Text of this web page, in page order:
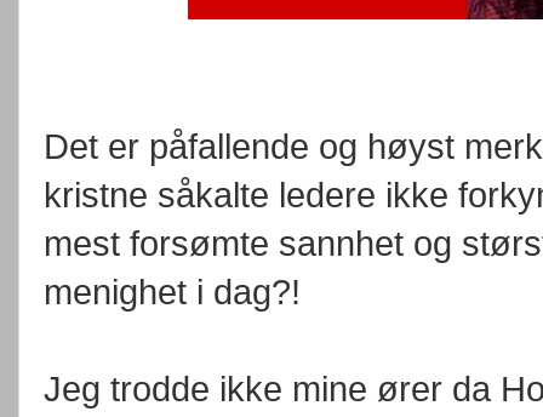
Det er påfallende og høyst
kristne såkalte ledere ikke
mest forsømte sannhet og
menighet i dag?!
Jeg trodde ikke mine ører da